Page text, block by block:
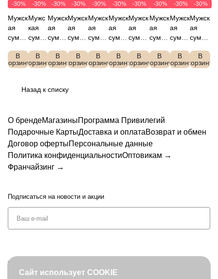
-30%
Мужск
ая
сумка
ETTI
L1593
В
корзину
-30%
Мужс
кая
сумка
ETTI
98962
В
корзину
-30%
Мужск
ая
сумка
ETTI
L1711
В
корзину
-30%
Мужск
ая
сумка
ETTI
L1732
В
корзину
-30%
Мужск
ая
сумка
ETTI
L1457
В
корзину
-30%
Мужск
ая
сумка
ETTI
L1461
В
корзину
-30%
Мужск
ая
сумка
ETTI
L1568
В
корзину
-30%
Мужск
ая
сумка
ETTI
L1629
В
корзину
-30%
Мужск
ая
сумка
ETTI
L1576
В
корзину
-30%
Мужск
ая
сумка
ETTI
L1578
В
корзину
Назад к списку
О брендеМагазиныПрограмма Привилегий
Подарочные КартыДоставка и оплатаВозврат и обмен
Договор офертыПерсональные данные
Политика конфиденциальностиОптовикам →
Франчайзинг →
Подписаться на новости и акции
Сайт использует COOKIE